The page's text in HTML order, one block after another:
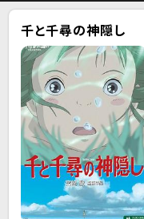
千と千尋の神隠し